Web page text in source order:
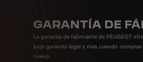
GARANTÍA DE
La garantía de fabricante de PEUGEOT
bajo garantía legal y más cuando
nuevo.